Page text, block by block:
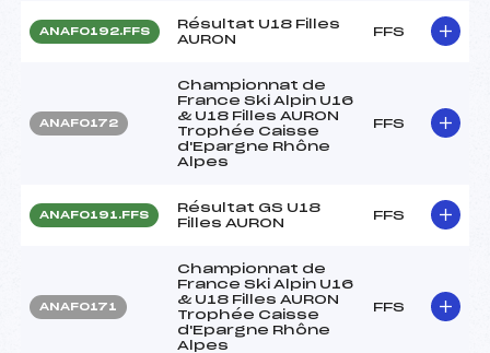
ANAF0192.FFS
Résultat U18 Filles
AURON
FFS
ANAF0172
Championnat de
France Ski Alpin U16
& U18 Filles AURON
Trophée Caisse
d'Epargne Rhône
Alpes
FFS
ANAF0191.FFS
Résultat GS U18
Filles AURON
FFS
ANAF0171
Championnat de
France Ski Alpin U16
& U18 Filles AURON
Trophée Caisse
d'Epargne Rhône
Alpes
FFS